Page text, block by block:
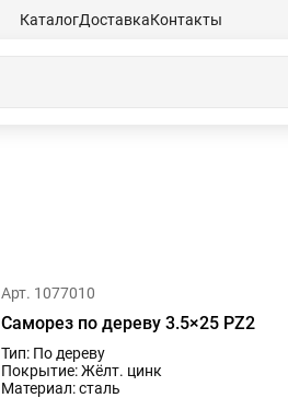
КаталогДоставкаКонтакты
Арт. 1077010
Саморез по дереву 3.5×25 PZ2
Тип: По дереву
Покрытие: Жёлт. цинк
Материал: сталь